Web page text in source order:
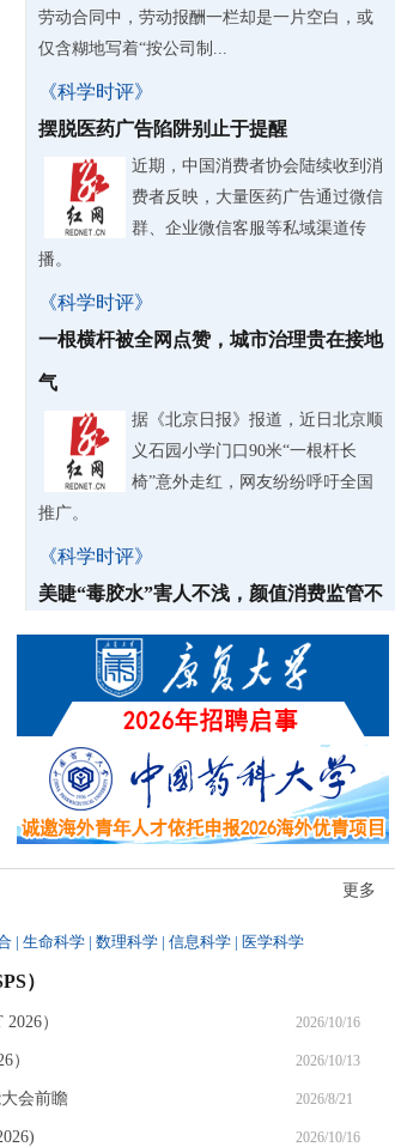
劳动合同中，劳动报酬一栏却是一片空白，或
仅含糊地写着“按公司制...
《科学时评》
摆脱医药广告陷阱别止于提醒
近期，中国消费者协会陆续收到消
费者反映，大量医药广告通过微信
群、企业微信客服等私域渠道传
播。
《科学时评》
一根横杆被全网点赞，城市治理贵在接地
气
据《北京日报》报道，近日北京顺
义石园小学门口90米“一根杆长
椅”意外走红，网友纷纷呼吁全国
推广。
《科学时评》
美睫“毒胶水”害人不浅，颜值消费监管不
能失明
嫁接睫毛已经是当下非常普及的美
容项目，线上网红胶水销量动辄几
十万，线下美睫门店也随处可见。
更多
| 生命科学 | 数理科学 | 信息科学 | 医学科学
）
） 2026/10/16
） 2026/10/13
会前瞻 2026/8/21
2026/10/16